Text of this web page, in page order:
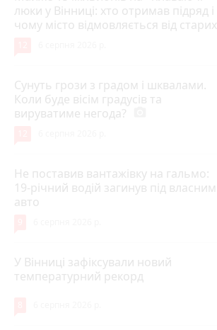
люки у Вінниці: хто отримав підряд і
чому місто відмовляється від старих
Сунуть грози з градом і шквалами.
Коли буде вісім градусів та
вируватиме негода?
Не поставив вантажівку на гальмо:
19-річний водій загинув під власним
авто
У Вінниці зафіксували новий
температурний рекорд